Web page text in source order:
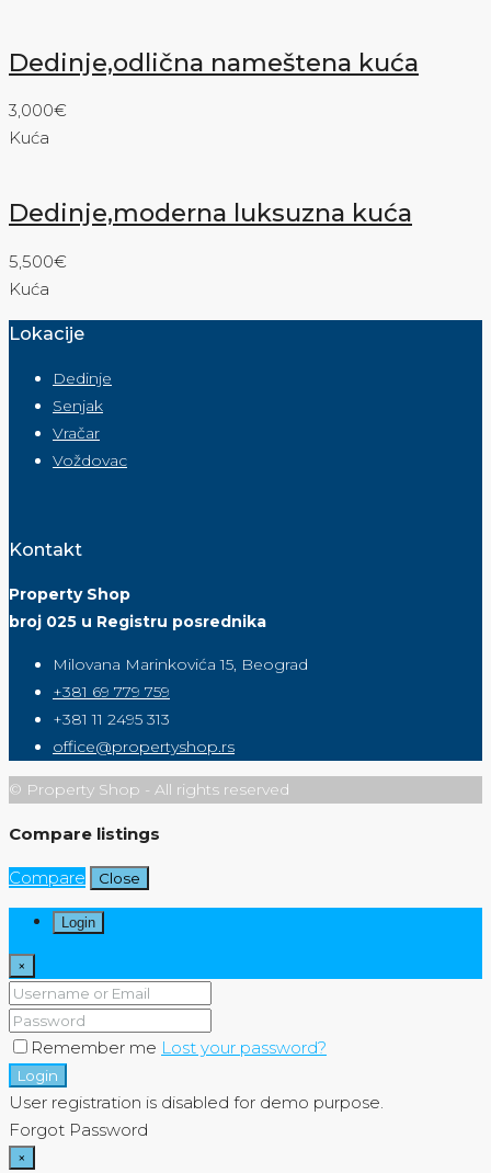
Dedinje,odlična nameštena kuća
3,000€
Kuća
Dedinje,moderna luksuzna kuća
5,500€
Kuća
Lokacije
Dedinje
Senjak
Vračar
Voždovac
Kontakt
Property Shop
broj 025 u Registru posrednika
Milovana Marinkovića 15, Beograd
+381 69 779 759
+381 11 2495 313
office@propertyshop.rs
© Property Shop - All rights reserved
Compare listings
Compare Close
Login
×
Remember me Lost your password?
Login
User registration is disabled for demo purpose.
Forgot Password
×